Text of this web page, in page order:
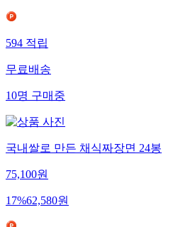
594적립
무료배송
10명구매중
국내쌀로 만든 채식짜장면 24봉
75,100원
17%62,580원